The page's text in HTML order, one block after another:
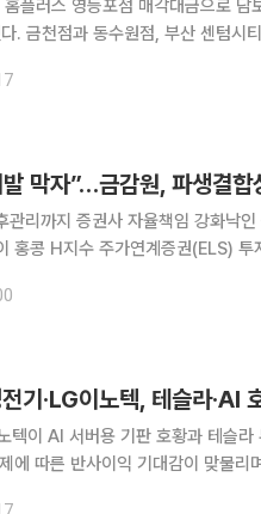
홈플러스 영등포점 매각대금으로
. 금천점과 동수원점, 부산 센텀시
러스 담보대출 5800억원 가운데
막자”…금감원, 파생결합
관리까지 증권사 자율책임 강화낙
핵심이다. 금융감독원은 5일 금융투자협회, 주요
기·LG이노텍, 테슬라·AI
텍이 AI 서버용 기판 호황과 테슬
따른 반사이익 기대감이 맞물리며 장